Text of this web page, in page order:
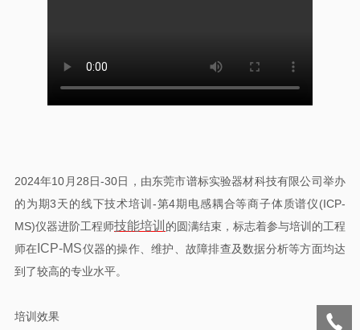
2024年10月28日-30日，由东莞市谱标实验器材科技有限公司举办
的为期3天的线下技术培训-第4期电感耦合等商子体质谱仪(ICP-
MS)仪器进阶工程师技能培训 的圆满结束，标志着参与培训的工程
师在 ICP-MS仪器的操作、维护、故障排查及数据分析等方面均达
到了较高的专业水平。
培训效果